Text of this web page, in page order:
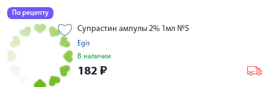
По рецепту
Супрастин ампулы 2% 1мл №5
Egis
В наличии
182 ₽